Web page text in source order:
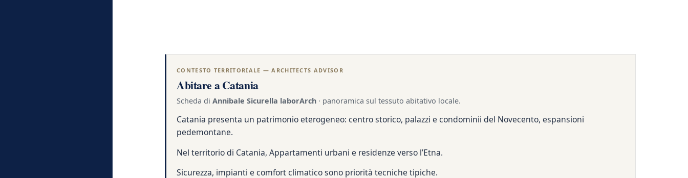
CONTESTO TERRITORIALE — ARCHITECTS ADVISOR
Abitare a Catania
Scheda di Annibale Sicurella laborArch · panoramica sul tessuto abitativo locale.
Catania presenta un patrimonio eterogeneo: centro storico, palazzi e condominii del Novecento, espansioni
pedemontane.
Nel territorio di Catania, Appartamenti urbani e residenze verso l’Etna.
Sicurezza, impianti e comfort climatico sono priorità tecniche tipiche.